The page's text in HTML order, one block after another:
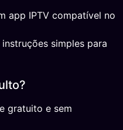
app IPTV compatível no
simples para
gratuito e sem